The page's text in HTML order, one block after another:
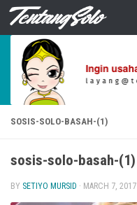
Skip to content
SOSIS-SOLO-BASAH-(1)
sosis-solo-basah-(1)
BY SETIYO MURSID · MARCH 7, 2017